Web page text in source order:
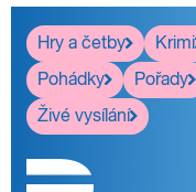
Hry a četby
Krimi
Pohádky
Pořady
Živé vysílání